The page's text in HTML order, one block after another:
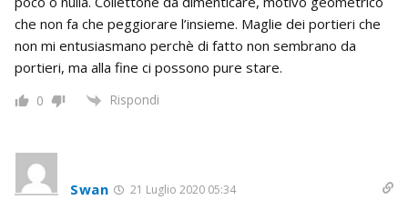
che non fa che peggiorare l’insieme. Maglie dei portieri che
non mi entusiasmano perchè di fatto non sembrano da
portieri, ma alla fine ci possono pure stare.
0 Rispondi
Swan 21 Luglio 2020 05:34